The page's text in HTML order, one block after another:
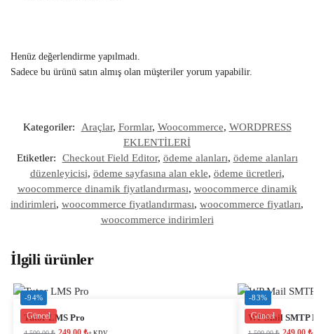
Henüz değerlendirme yapılmadı.
Sadece bu ürünü satın almış olan müşteriler yorum yapabilir.
Kategoriler: Araçlar, Formlar, Woocommerce, WORDPRESS
EKLENTİLERİ
Etiketler:
Checkout Field Editor, ödeme alanları, ödeme alanları
düzenleyicisi, ödeme sayfasına alan ekle, ödeme ücretleri,
woocommerce dinamik fiyatlandırması, woocommerce dinamik
indirimleri, woocommerce fiyatlandırması, woocommerce fiyatları,
woocommerce indirimleri
İlgili ürünler
-94%
Güncel
Tutor LMS Pro
-83%
Güncel
WP Mail SMTP